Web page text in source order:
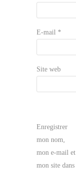
E-mail *
Site web
Enregistrer
mon nom,
mon e-mail et
mon site dans